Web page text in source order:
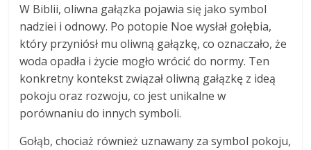
W Biblii, oliwna gałązka pojawia się jako symbol
nadziei i odnowy. Po potopie Noe wysłał gołębia,
który przyniósł mu oliwną gałązkę, co oznaczało, że
woda opadła i życie mogło wrócić do normy. Ten
konkretny kontekst związał oliwną gałązkę z ideą
pokoju oraz rozwoju, co jest unikalne w
porównaniu do innych symboli.
Gołąb, chociaż również uznawany za symbol pokoju,